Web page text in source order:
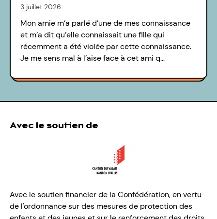
3 juillet 2026
Mon amie m’a parlé d’une de mes connaissance
et m’a dit qu’elle connaissait une fille qui
récemment a été violée par cette connaissance.
Je me sens mal à l’aise face à cet ami q…
Avec le soutien de
Avec le soutien financier de la Confédération, en vertu
de l'ordonnance sur des mesures de protection des